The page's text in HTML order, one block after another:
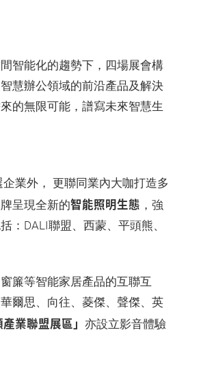
智能化的趨勢下，四場展會構
慧辦公領域的前沿產品及解決
的無限可能，譜寫未來智慧生
業外， 更聯同業內大咖打造多
呈現全新的智能照明生態 ，強
：DALI聯盟、西蒙、平頭熊、
簾等智能家居產品的互聯互
爾思、向往、菱傑、聲傑、英
業聯盟展區」 亦設立影音體驗